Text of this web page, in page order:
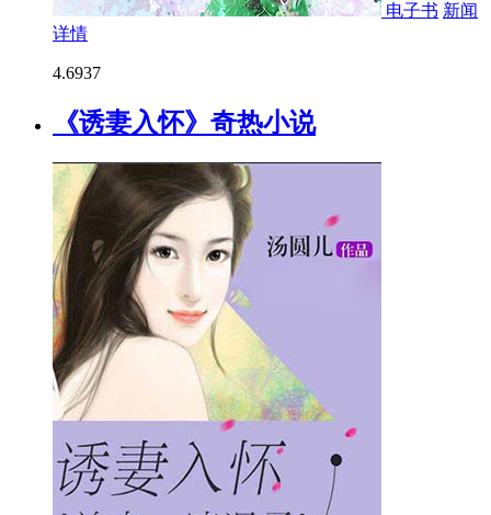
电子书 新闻
详情
4.6937
《诱妻入怀》奇热小说